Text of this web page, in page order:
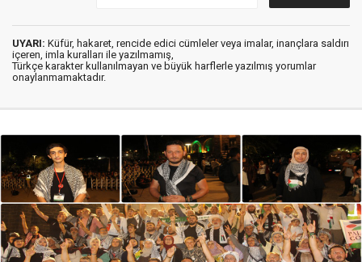
UYARI: Küfür, hakaret, rencide edici cümleler veya imalar, inançlara saldırı
içeren, imla kuralları ile yazılmamış,
Türkçe karakter kullanılmayan ve büyük harflerle yazılmış yorumlar
onaylanmamaktadır.